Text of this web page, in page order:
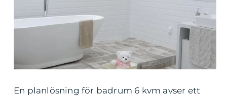
En planlösning för badrum 6 kvm avser ett